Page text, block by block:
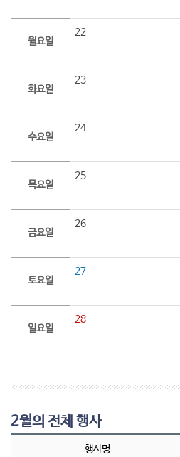
월요일
22
화요일
23
수요일
24
목요일
25
금요일
26
토요일
27
일요일
28
2월의 전체 행사
행사명